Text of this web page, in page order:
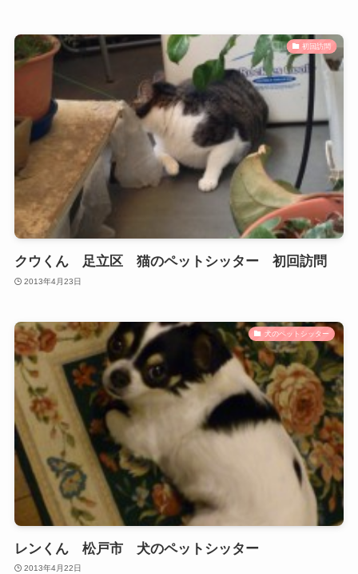
初回訪問
クウくん 足立区 猫のペットシッター 初回訪問
2013年4月23日
犬のペットシッター
レンくん 松戸市 犬のペットシッター
2013年4月22日